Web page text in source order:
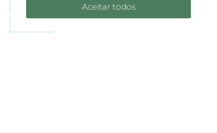
prejudicar memória starkey
Aceitar todos